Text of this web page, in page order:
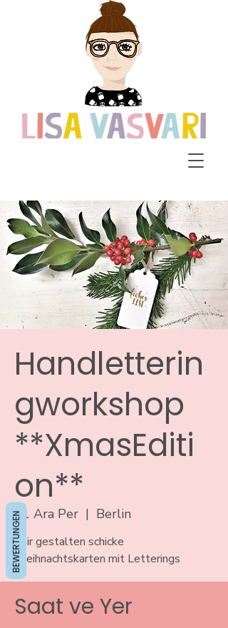
Handletterin
gworkshop
**XmasEditi
on**
11 Ara Per
  |
Berlin
Wir gestalten schicke
Weihnachtskarten mit Letterings
Saat ve Yer
BEWERTUNGEN